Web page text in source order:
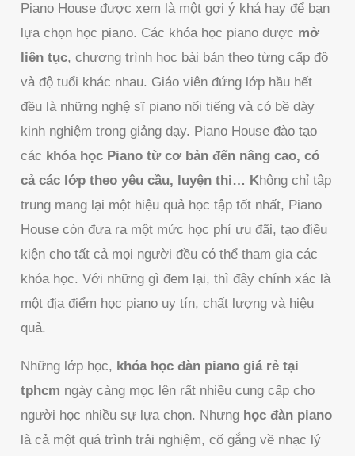
Piano House được xem là một gợi ý khá hay để bạn
lựa chọn học piano. Các khóa học piano được mở
liên tục, chương trình học bài bản theo từng cấp độ
và độ tuổi khác nhau. Giáo viên đứng lớp hầu hết
đều là những nghệ sĩ piano nổi tiếng và có bề dày
kinh nghiệm trong giảng dạy. Piano House đào tạo
các khóa học Piano từ cơ bản đến nâng cao, có
cả các lớp theo yêu cầu, luyện thi… Không chỉ tập
trung mang lại một hiệu quả học tập tốt nhất, Piano
House còn đưa ra một mức học phí ưu đãi, tạo điều
kiện cho tất cả mọi người đều có thể tham gia các
khóa học. Với những gì đem lại, thì đây chính xác là
một địa điểm học piano uy tín, chất lượng và hiệu
quả.
Những lớp học, khóa học đàn piano giá rẻ tại
tphcm ngày càng mọc lên rất nhiều cung cấp cho
người học nhiều sự lựa chọn. Nhưng học đàn piano
là cả một quá trình trải nghiệm, cố gắng về nhạc lý